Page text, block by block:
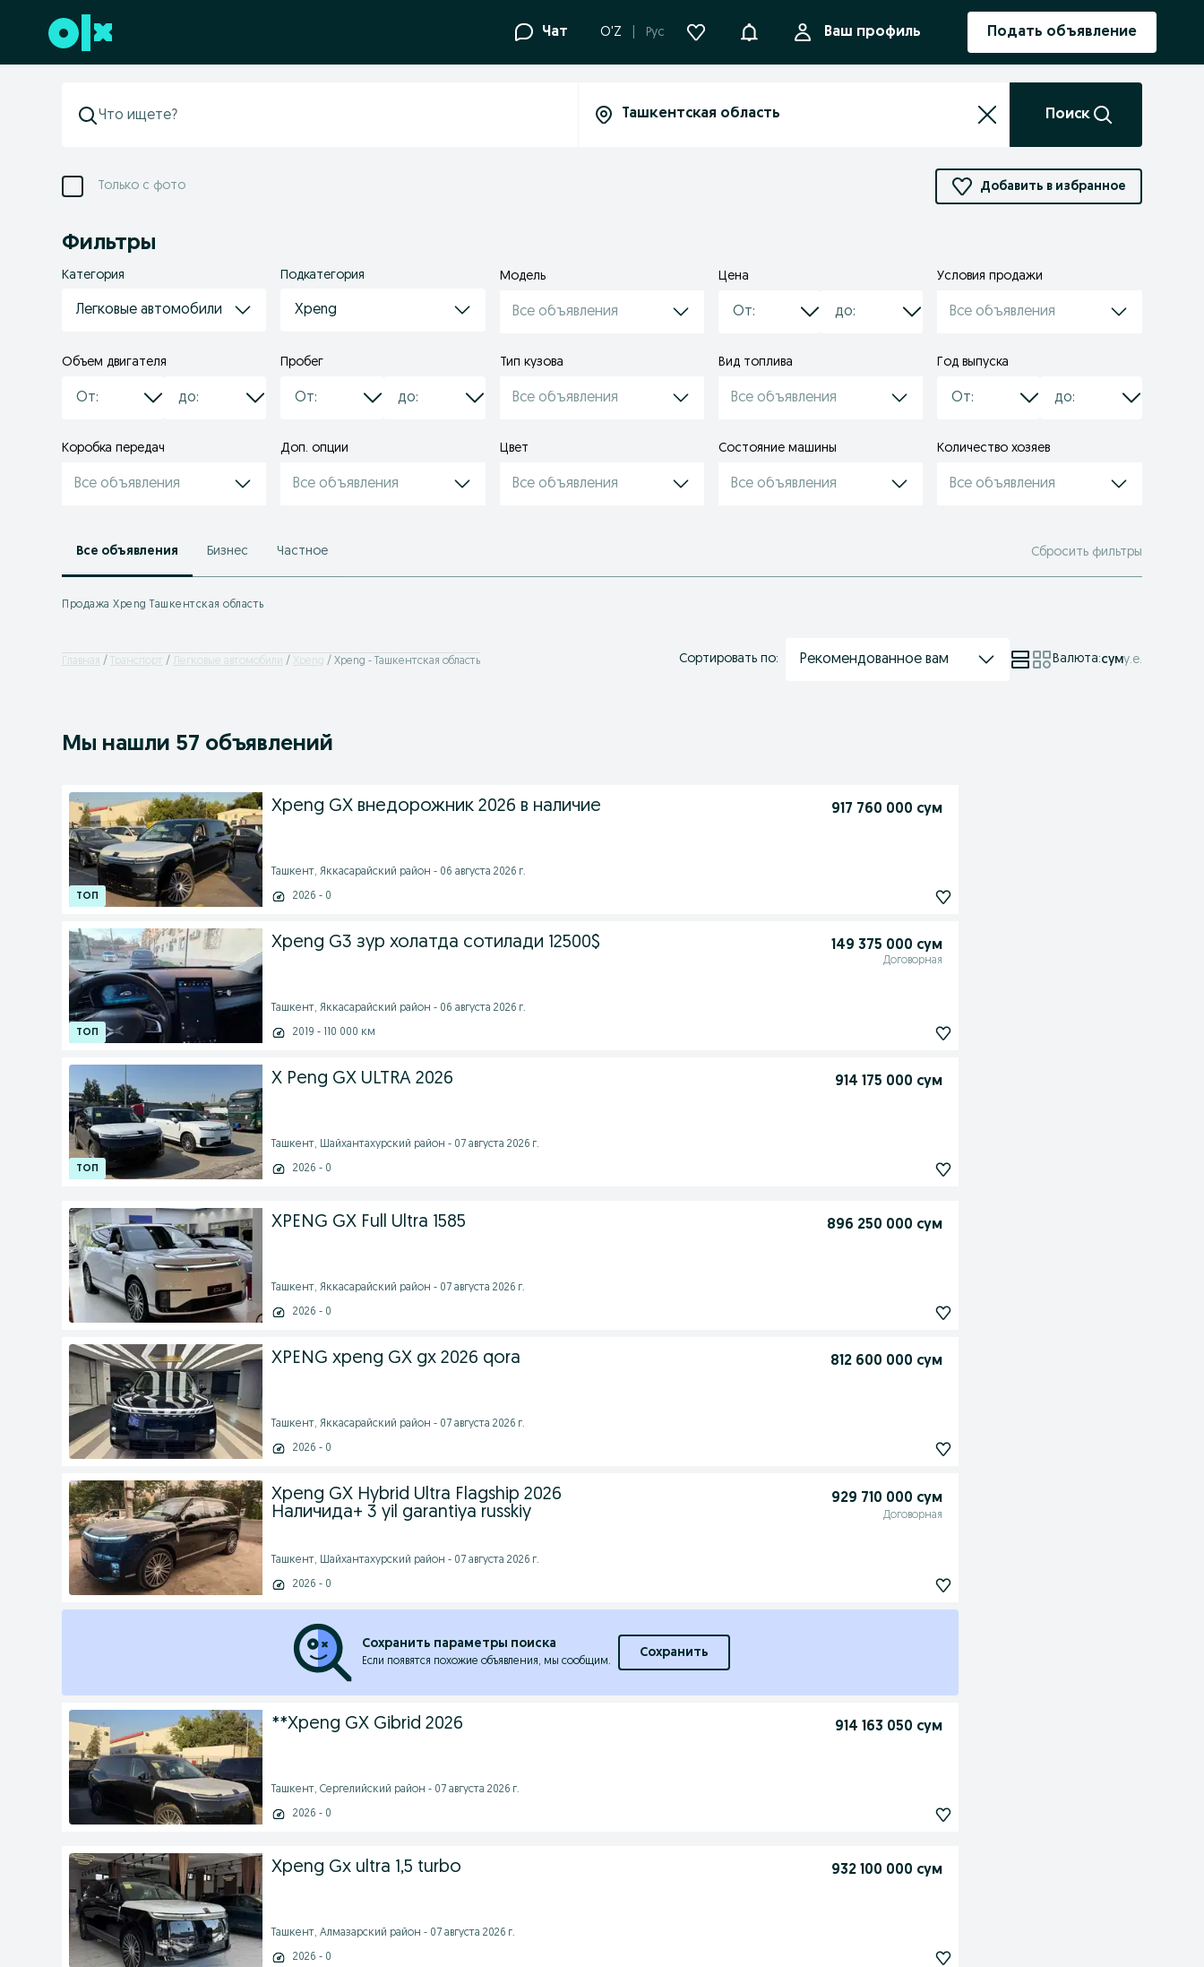
Перейти к нижнему колонтитулу Чат O'Z Рус УведомленияВаш профиль Подать объявление
Поиск
Только с фото Добавить в избранное
Фильтры
Категория
Легковые автомобили
Подкатегория
Xpeng
Модель
Все объявления
Цена Условия продажи
Все объявления
Объем двигателя Пробег Тип кузова
Все объявления
Вид топлива
Все объявления
Год выпуска
Коробка передач
Все объявления
Доп. опции
Все объявления
Цвет
Все объявления
Состояние машины
Все объявления
Количество хозяев
Все объявления
Все объявления Бизнес Частное Сбросить фильтры
Продажа Xpeng Ташкентская область
Главная Транспорт Легковые автомобили Xpeng Xpeng - Ташкентская область Сортировать по: Рекомендованное вам Валюта:суму.е.
Мы нашли 57 объявлений
Xpeng GX внедорожник 2026 в наличие 917 760 000 сум
Ташкент, Яккасарайский район - 06 августа 2026 г.
2026 - 0
Xpeng G3 зур холатда сотилади 12500$ 149 375 000 сум
Договорная
Ташкент, Яккасарайский район - 06 августа 2026 г.
2019 - 110 000 км
X Peng GX ULTRA 2026 914 175 000 сум
Ташкент, Шайхантахурский район - 07 августа 2026 г.
2026 - 0
XPENG GX Full Ultra 1585 896 250 000 сум
Ташкент, Яккасарайский район - 07 августа 2026 г.
2026 - 0
XPENG xpeng GX gx 2026 qora 812 600 000 сум
Ташкент, Яккасарайский район - 07 августа 2026 г.
2026 - 0
Xpeng GX Hybrid Ultra Flagship 2026
Наличида+ 3 yil garantiya russkiy
929 710 000 сум
Договорная
Ташкент, Шайхантахурский район - 07 августа 2026 г.
2026 - 0
Сохранить параметры поиска
Если появятся похожие объявления, мы сообщим.
Сохранить
**Xpeng GX Gibrid 2026 914 163 050 сум
Ташкент, Сергелийский район - 07 августа 2026 г.
2026 - 0
Xpeng Gx ultra 1,5 turbo 932 100 000 сум
Ташкент, Алмазарский район - 07 августа 2026 г.
2026 - 0